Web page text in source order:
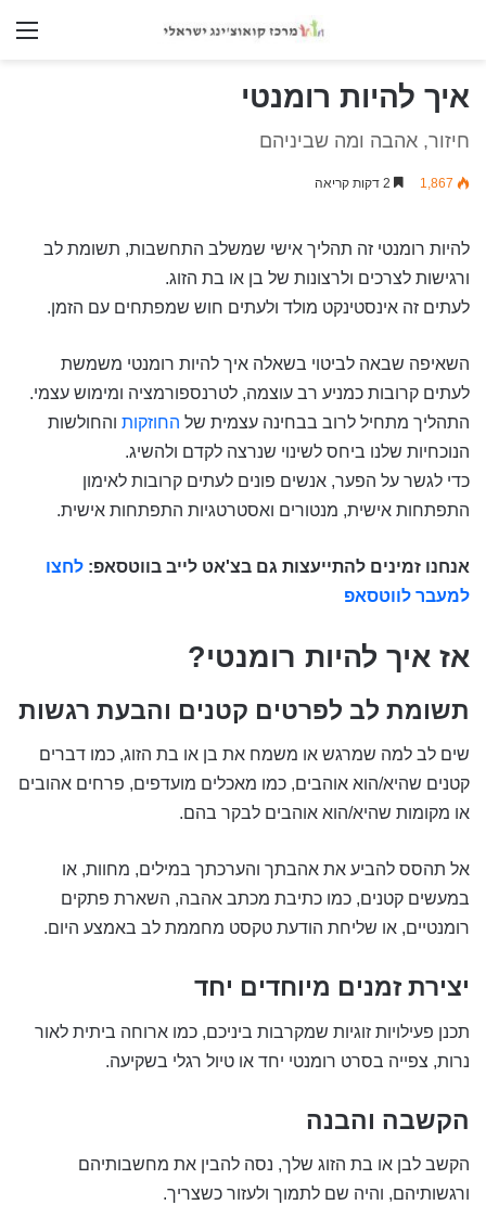
איך להיות רומנטי
חיזור, אהבה ומה שביניהם
1,867
להיות רומנטי זה תהליך אישי שמשלב התחשבות, תשומת לב
ורגישות לצרכים ולרצונות של בן או בת הזוג.
לעתים זה אינסטינקט מולד ולעתים חוש שמפתחים עם הזמן.
השאיפה שבאה לביטוי בשאלה איך להיות רומנטי משמשת
לעתים קרובות כמניע רב עוצמה, לטרנספורמציה ומימוש עצמי.
התהליך מתחיל לרוב בבחינה עצמית של החוזקות והחולשות
הנוכחיות שלנו ביחס לשינוי שנרצה לקדם ולהשיג.
כדי לגשר על הפער, אנשים פונים לעתים קרובות לאימון
התפתחות אישית, מנטורים ואסטרטגיות התפתחות אישית.
אנחנו זמינים להתייעצות גם בצ'אט לייב בווטסאפ: לחצו
למעבר לווטסאפ
אז איך להיות רומנטי?
תשומת לב לפרטים קטנים והבעת רגשות
שים לב למה שמרגש או משמח את בן או בת הזוג, כמו דברים
קטנים שהיא/הוא אוהבים, כמו מאכלים מועדפים, פרחים אהובים
או מקומות שהיא/הוא אוהבים לבקר בהם.
אל תהסס להביע את אהבתך והערכתך במילים, מחוות, או
במעשים קטנים, כמו כתיבת מכתב אהבה, השארת פתקים
רומנטיים, או שליחת הודעת טקסט מחממת לב באמצע היום.
יצירת זמנים מיוחדים יחד
תכנן פעילויות זוגיות שמקרבות ביניכם, כמו ארוחה ביתית לאור
נרות, צפייה בסרט רומנטי יחד או טיול רגלי בשקיעה.
הקשבה והבנה
הקשב לבן או בת הזוג שלך, נסה להבין את מחשבותיהם
ורגשותיהם, והיה שם לתמוך ולעזור כשצריך.